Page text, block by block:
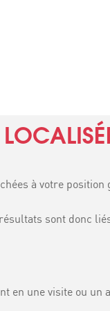
à votre
sont donc
en une visite ou un